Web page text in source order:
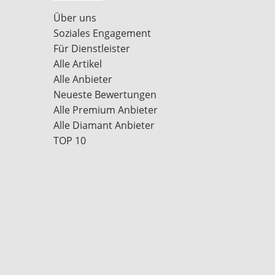
Über uns
Soziales Engagement
Für Dienstleister
Alle Artikel
Alle Anbieter
Neueste Bewertungen
Alle Premium Anbieter
Alle Diamant Anbieter
TOP 10